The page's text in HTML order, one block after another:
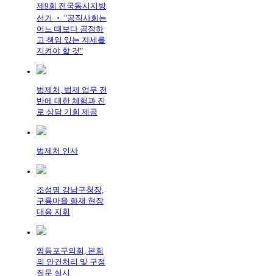
제9회 전국동시지방
선거 ‧ "공직사회는
어느 때보다 공정하
고 책임 있는 자세를
지켜야 할 것"
법제처, 법제 업무 전
반에 대한 체험과 진
로 상담 기회 제공
법제처 인사
조성명 강남구청장,
구룡마을 화재 현장
대응 지휘
영등포구의회, 본회
의 안건처리 및 구정
질문 실시